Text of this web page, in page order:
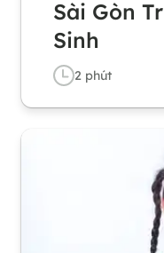
Sài Gòn
Sinh
2 phút